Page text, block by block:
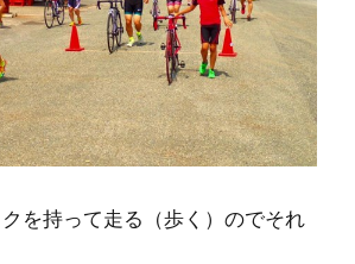
を持って走る（歩く）のでそれ